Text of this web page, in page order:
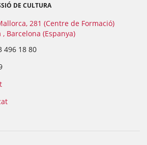
DE CULTURA
281 (Centre de Formació)
Barcelona (Espanya)
496 18 80